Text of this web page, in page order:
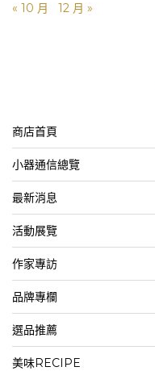
« 10 月 12 月 »
商店首頁
小器通信總覽
最新消息
活動展覽
作家專訪
品牌專欄
選品推薦
美味RECIPE